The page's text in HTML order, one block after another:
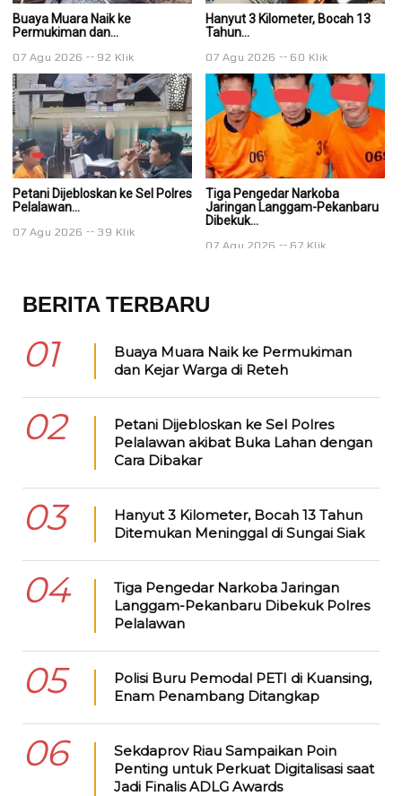
Buaya Muara Naik ke
Permukiman dan...
07 Agu 2026 92 Klik
Hanyut 3 Kilometer, Bocah 13
Tahun...
07 Agu 2026 60 Klik
Petani Dijebloskan ke Sel Polres
Pelalawan...
07 Agu 2026 39 Klik
Tiga Pengedar Narkoba
Jaringan Langgam-Pekanbaru
Dibekuk...
07 Agu 2026 67 Klik
BERITA TERBARU
01
Buaya Muara Naik ke Permukiman
dan Kejar Warga di Reteh
02
Petani Dijebloskan ke Sel Polres
Pelalawan akibat Buka Lahan dengan
Cara Dibakar
03
Hanyut 3 Kilometer, Bocah 13 Tahun
Ditemukan Meninggal di Sungai Siak
04
Tiga Pengedar Narkoba Jaringan
Langgam-Pekanbaru Dibekuk Polres
Pelalawan
05
Polisi Buru Pemodal PETI di Kuansing,
Enam Penambang Ditangkap
06
Sekdaprov Riau Sampaikan Poin
Penting untuk Perkuat Digitalisasi saat
Jadi Finalis ADLG Awards